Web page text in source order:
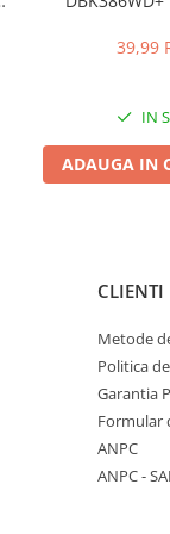
39,99
IN
ADAUGA IN
CLIENTI
Metode
Politica
Garantia
Formular
ANPC
ANPC -